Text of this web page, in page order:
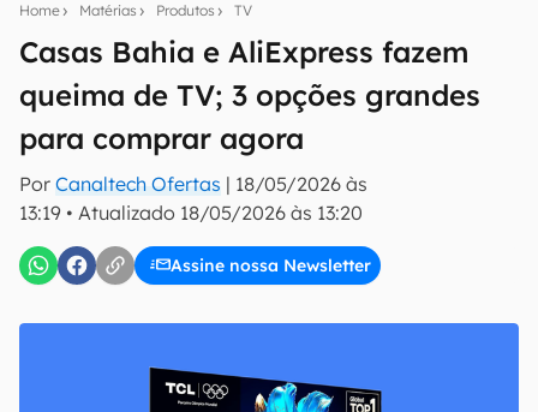
Home Matérias Produtos TV
Casas Bahia e AliExpress fazem
queima de TV; 3 opções grandes
para comprar agora
Por Canaltech Ofertas | 18/05/2026 às
13:19 • Atualizado 18/05/2026 às 13:20
Assine nossa Newsletter
notícias e reviews sobre tecnologia em primeira
E-mail
inscreva-se
Confirmo que li, aceito e concordo com os Termos de
Uso e Política de Privacidade do Canaltech.